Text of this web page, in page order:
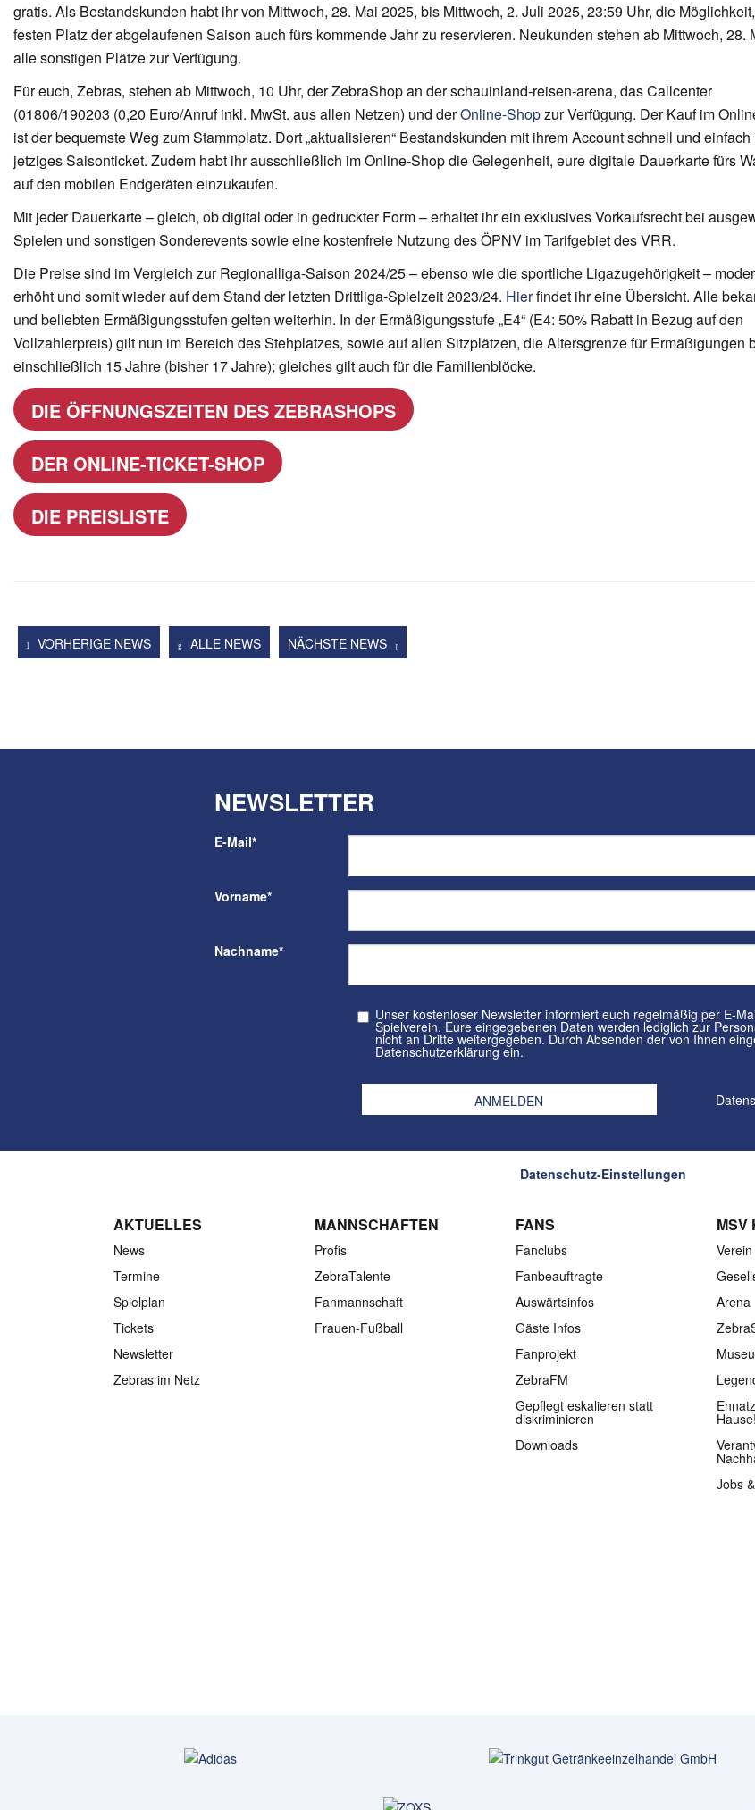
gratis. Als Bestandskunden habt ihr von Mittwoch, 28. Mai 2025, bis Mittwoch, 2. Juli 2025, 23:59 Uhr, die
festen Platz der abgelaufenen Saison auch fürs kommende Jahr zu reservieren. Neukunden stehen ab Mittwoch, 28.
alle sonstigen Plätze zur Verfügung.
Für euch, Zebras, stehen ab Mittwoch, 10 Uhr, der ZebraShop an der schauinland-reisen-arena, das Callcenter
(01806/190203 (0,20 Euro/Anruf inkl. MwSt. aus allen Netzen) und derOnline-Shopzur Verfügung. Der Kauf im
ist der bequemste Weg zum Stammplatz. Dort „aktualisieren“ Bestandskunden mit ihrem Account schnell und einfach
jetziges Saisonticket. Zudem habt ihr ausschließlich im Online-Shop die Gelegenheit, eure digitale Dauerkarte fürs
auf den mobilen Endgeräten einzukaufen.
Mit jeder Dauerkarte – gleich, ob digital oder in gedruckter Form – erhaltet ihr ein exklusives Vorkaufsrecht bei
Spielen und sonstigen Sonderevents sowie eine kostenfreie Nutzung des ÖPNV im Tarifgebiet des VRR.
Die Preise sind im Vergleich zur Regionalliga-Saison 2024/25 – ebenso wie die sportliche Ligazugehörigkeit –
erhöht und somit wieder auf dem Stand der letzten Drittliga-Spielzeit 2023/24. Hierfindet ihr eine Übersicht. Alle
und beliebten Ermäßigungsstufen gelten weiterhin. In der Ermäßigungsstufe „E4“ (E4: 50% Rabatt in Bezug auf den
Vollzahlerpreis) gilt nun im Bereich des Stehplatzes, sowie auf allen Sitzplätzen, die Altersgrenze für Ermäßigungen
einschließlich 15 Jahre (bisher 17 Jahre); gleiches gilt auch für die Familienblöcke.
DIE ÖFFNUNGSZEITEN DES ZEBRASHOPS
DER ONLINE-TICKET-SHOP
DIE PREISLISTE
VORHERIGE NEWS ALLE NEWS NÄCHSTE NEWS
NEWSLETTER
E-Mail*
Vorname*
Nachname*
Unser kostenloser Newsletter informiert euch regelmäßig per E-Mail über Neuigkeiten rund um euren
Spielverein. Eure eingegebenen Daten werden lediglich zur Personalisierung des Newsletters verwendet und
nicht an Dritte weitergegeben. Durch Absenden der von Ihnen eingegebenen Daten willigt ihr in die
Datenschutzerklärung ein.
Datenschutz-Einstellungen
AKTUELLES
News
Termine
Spielplan
Tickets
Newsletter
Zebras im Netz
MANNSCHAFTEN
Profis
ZebraTalente
Fanmannschaft
Frauen-Fußball
FANS
Fanclubs
Fanbeauftragte
Auswärtsinfos
Gäste Infos
Fanprojekt
ZebraFM
Gepflegt eskalieren statt
diskriminieren
Downloads
MSV
Verein
Arena
Hause!
Jobs